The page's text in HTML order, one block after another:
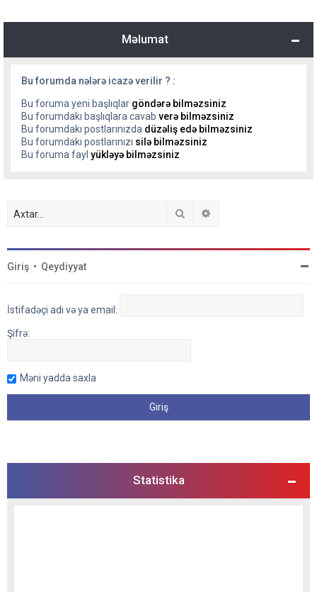
Məlumat
Bu forumda nələrə icazə verilir ? :
Bu foruma yeni başlıqlar göndərə bilməzsiniz
Bu forumdakı başlıqlara cavab verə bilməzsiniz
Bu forumdakı postlarınızda düzəliş edə bilməzsiniz
Bu forumdakı postlarınızı silə bilməzsiniz
Bu foruma fayl yükləyə bilməzsiniz
Axtar
Giriş • Qeydiyyat
İstifadəçi adı və ya email:
Şifrə:
Məni yadda saxla
Statistika